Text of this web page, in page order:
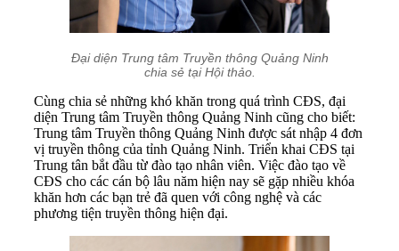
Đại diện Trung tâm Truyền thông Quảng Ninh
chia sẻ tại Hội thảo.
Cùng chia sẻ những khó khăn trong quá trình CĐS, đại
diện Trung tâm Truyền thông Quảng Ninh cũng cho biết:
Trung tâm Truyền thông Quảng Ninh được sát nhập 4 đơn
vị truyền thông của tỉnh Quảng Ninh. Triển khai CĐS tại
Trung tân bắt đầu từ đào tạo nhân viên. Việc đào tạo về
CĐS cho các cán bộ lâu năm hiện nay sẽ gặp nhiều khóa
khăn hơn các bạn trẻ đã quen với công nghệ và các
phương tiện truyền thông hiện đại.